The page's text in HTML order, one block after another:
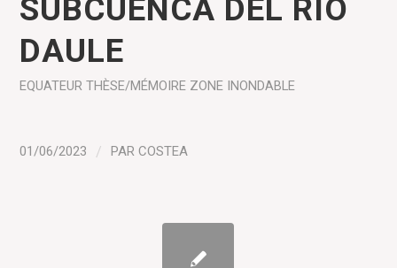
SUBCUENCA DEL RÍO
DAULE
EQUATEUR THÈSE/MÉMOIRE ZONE INONDABLE
01/06/2023 / PARCOSTEA